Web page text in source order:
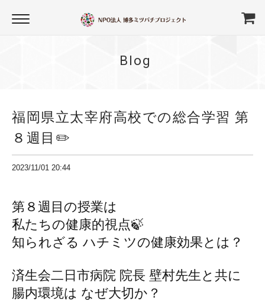
Blog
福岡県立太宰府高校での総合学習 第
８週目✏️
2023/11/01 20:44
第８週目の授業は
私たちの健康的視点🍃
知られざる ハチミツの健康効果とは？
済生会二日市病院 院長 壁村先生と共に
腸内環境は なぜ大切か？